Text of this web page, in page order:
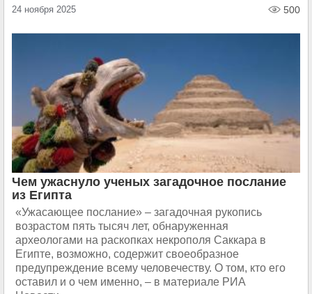
24 ноября 2025 500
Чем ужаснуло ученых загадочное послание
из Египта
«Ужасающее послание» – загадочная рукопись
возрастом пять тысяч лет, обнаруженная
археологами на раскопках некрополя Саккара в
Египте, возможно, содержит своеобразное
предупреждение всему человечеству. О том, кто его
оставил и о чем именно, – в материале РИА